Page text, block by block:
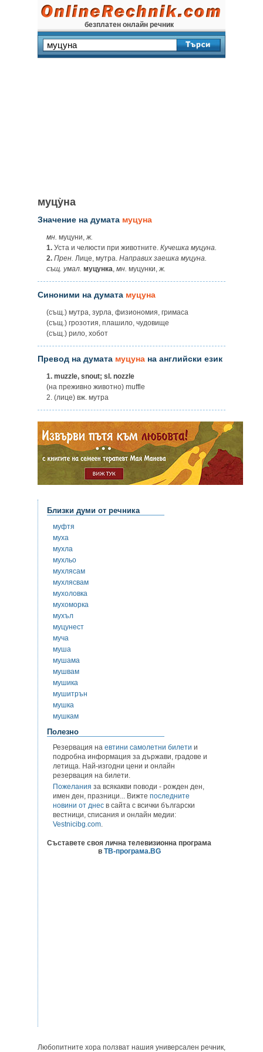
безплатен онлайн речник
муцу̀на
Значение на думата муцуна
мн. муцуни,ж.
1. Уста и челюсти при животните. Кучешка муцуна.
2. Прен. Лице, мутра. Направих заешка муцуна.
същ. умал. муцунка, мн. муцунки,ж.
Синоними на думата муцуна
(същ.) мутра, зурла, физиономия, гримаса
(същ.) грозотия, плашило, чудовище
(същ.) рило, хобот
Превод на думата муцуна на английски език
1. muzzle, snout; sl. nozzle
(на преживно животно) muffle
2. (лице) вж. мутра
Близки думи от речника
муфтя
муха
мухла
мухльо
мухлясам
мухлясвам
мухоловка
мухоморка
мухъл
муцунест
муча
муша
мушама
мушвам
мушика
мушитрън
мушка
мушкам
Полезно
Резервация на евтини самолетни билети и
подробна информация за държави, градове и
летища. Най-изгодни цени и онлайн
резервация на билети.
Пожелания за всякакви поводи - рожден ден,
имен ден, празници... Вижте последните
новини от днес в сайта с всички български
вестници, списания и онлайн медии:
Vestnicibg.com.
Съставете своя лична телевизионна програма
в ТВ-програма.BG
Любопитните хора ползват нашия универсален речник,